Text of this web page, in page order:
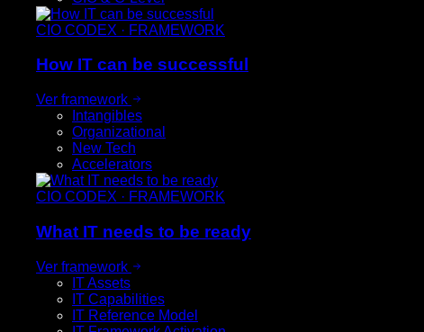
CIO CODEX · FRAMEWORK
How IT can be successful
Ver framework
Intangibles
Organizational
New Tech
Accelerators
CIO CODEX · FRAMEWORK
What IT needs to be ready
Ver framework
IT Assets
IT Capabilities
IT Reference Model